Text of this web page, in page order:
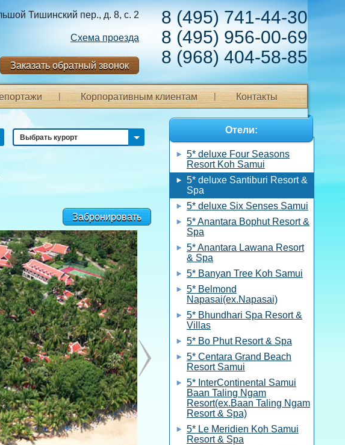
8 (495) 741-44-30
8 (495) 956-00-69
8 (968) 404-58-85
Тишинский пер., д. 8, с. 2
Схема проезда
Заказать обратный звонок
Корпоративным клиентам Контакты
Выбрать курорт
Забронировать
Отели:
5* deluxe Four Seasons
Resort Koh Samui
5* deluxe Santiburi Resort &
Spa
5* deluxe Six Senses Samui
5* Anantara Bophut Resort &
Spa
5* Anantara Lawana Resort
& Spa
5* Banyan Tree Koh Samui
5* Belmond
Napasai(ex.Napasai)
5* Bhundhari Spa Resort &
Villas
5* Bo Phut Resort & Spa
5* Centara Grand Beach
Resort Samui
5* InterContinental Samui
Baan Taling Ngam
Resort(ex.Baan Taling Ngam
Resort & Spa)
5* Le Meridien Koh Samui
Resort & Spa